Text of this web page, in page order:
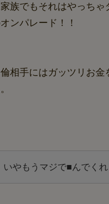
家族でもそれはやっちゃ
ンパレード！！
相手にはガッツリお金
いやもうマジで■んでく